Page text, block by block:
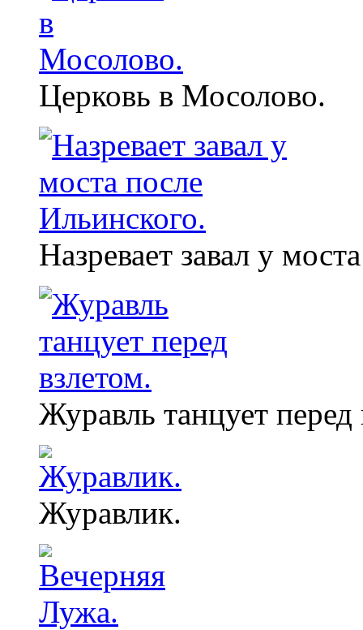
Церковь в Мосолово.
Назревает завал у
Журавль танцует перед
Журавлик.